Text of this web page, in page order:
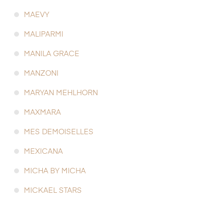
MAEVY
MALIPARMI
MANILA GRACE
MANZONI
MARYAN MEHLHORN
MAXMARA
MES DEMOISELLES
MEXICANA
MICHA BY MICHA
MICKAEL STARS